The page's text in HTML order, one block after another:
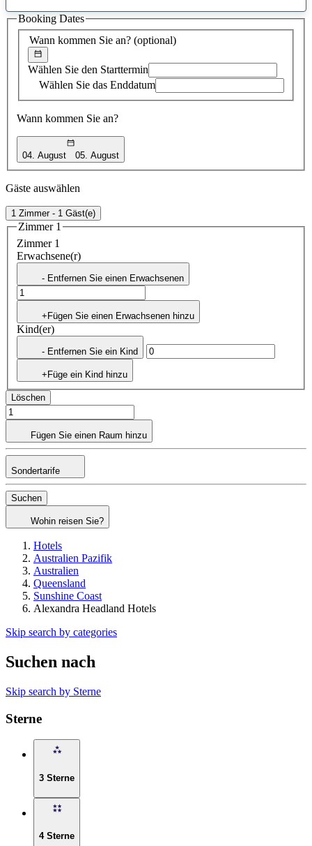
gefundener
Vorschlag
Wann kommen Sie an? (optional)
Wählen Sie den Starttermin
Wählen Sie das Enddatum
Wann kommen Sie an?
04. August 05. August
Booking Dates
Gäste auswählen
1 Zimmer - 1 Gäst(e)
Zimmer 1
Zimmer 1
Erwachsene(r)
- Entfernen Sie einen Erwachsenen
+Fügen Sie einen Erwachsenen hinzu
Kind(er)
- Entfernen Sie ein Kind
+Füge ein Kind hinzu
Löschen
Fügen Sie einen Raum hinzu
Sondertarife
Suchen
Wohin reisen Sie?
Hotels
Australien Pazifik
Australien
Queensland
Sunshine Coast
Alexandra Headland Hotels
Skip search by categories
Suchen nach
Skip search by Sterne
Sterne
3 Sterne
4 Sterne